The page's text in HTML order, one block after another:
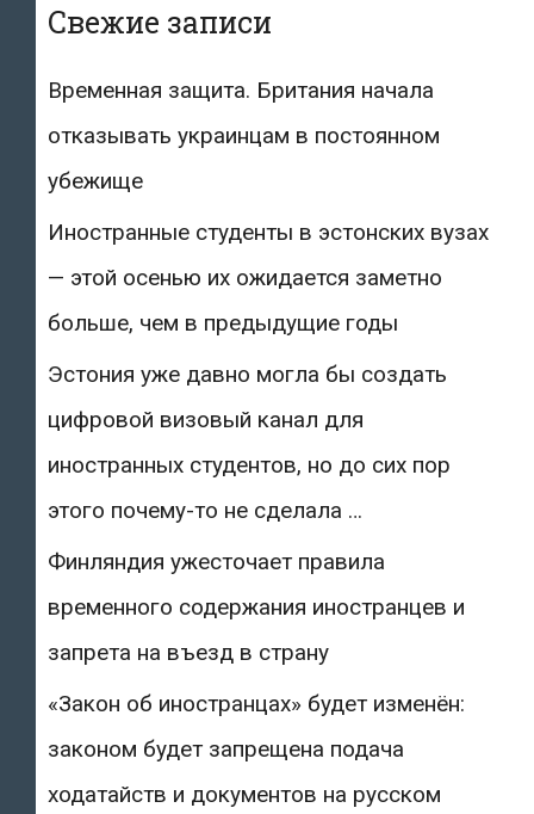
Свежие записи
Временная защита. Британия начала
отказывать украинцам в постоянном
убежище
Иностранные студенты в эстонских вузах
— этой осенью их ожидается заметно
больше, чем в предыдущие годы
Эстония уже давно могла бы создать
цифровой визовый канал для
иностранных студентов, но до сих пор
этого почему-то не сделала …
Финляндия ужесточает правила
временного содержания иностранцев и
запрета на въезд в страну
«Закон об иностранцах» будет изменён:
законом будет запрещена подача
ходатайств и документов на русском